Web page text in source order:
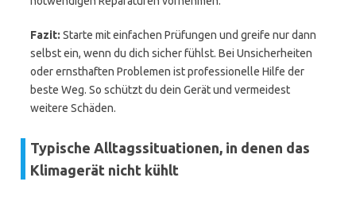
Fazit: Starte mit einfachen Prüfungen und greife nur dann
selbst ein, wenn du dich sicher fühlst. Bei Unsicherheiten
oder ernsthaften Problemen ist professionelle Hilfe der
beste Weg. So schützt du dein Gerät und vermeidest
weitere Schäden.
Typische Alltagssituationen, in denen das
Klimagerät nicht kühlt